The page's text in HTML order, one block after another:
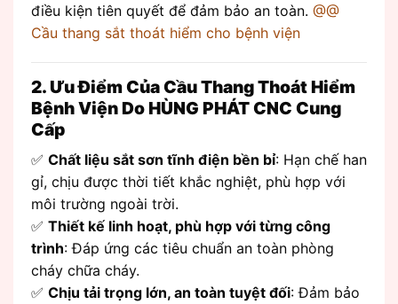
điều kiện tiên quyết để đảm bảo an toàn. @@
Cầu thang sắt thoát hiểm cho bệnh viện
2. Ưu Điểm Của Cầu Thang Thoát Hiểm
Bệnh Viện Do HÙNG PHÁT CNC Cung
Cấp
✅ Chất liệu sắt sơn tĩnh điện bền bỉ: Hạn chế han
gỉ, chịu được thời tiết khắc nghiệt, phù hợp với
môi trường ngoài trời.
✅ Thiết kế linh hoạt, phù hợp với từng công
trình: Đáp ứng các tiêu chuẩn an toàn phòng
cháy chữa cháy.
✅ Chịu tải trọng lớn, an toàn tuyệt đối: Đảm bảo